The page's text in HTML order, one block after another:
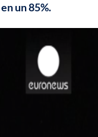
un 85%.